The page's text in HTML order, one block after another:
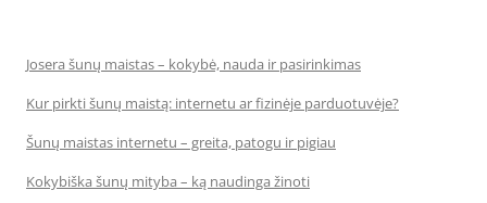
Josera šunų maistas – kokybė, nauda ir pasirinkimas
Kur pirkti šunų maistą: internetu ar fizinėje parduotuvėje?
Šunų maistas internetu – greita, patogu ir pigiau
Kokybiška šunų mityba – ką naudinga žinoti